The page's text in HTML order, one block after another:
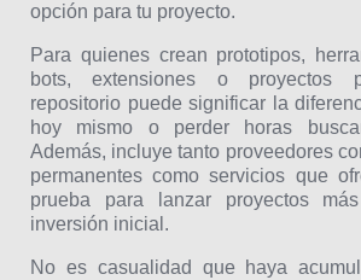
opción para tu proyecto.
Para quienes crean prototipos,
bots, extensiones o proyectos
repositorio puede significar la
hoy mismo o perder horas
Además, incluye tanto proveedores
permanentes como servicios que
prueba para lanzar proyectos
inversión inicial.
No es casualidad que haya